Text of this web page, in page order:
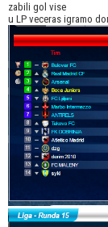
zabili gol vise
u LP veceras igramo